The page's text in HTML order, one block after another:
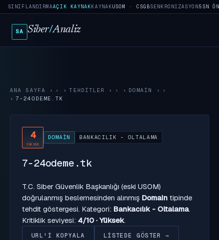
SINIFLANDIRMAAÇIK KAYNAKKAYNAKUSOM · CSGBSENKRONIZASYON5SN
SA Siber/Analiz
ANA SAYFA › TEHDITLER › DOMAIN
›
7-24ODEME.TK
4
YÜKSEK
DOMAIN BANKACILIK - OLTALAMA
7-24odeme.tk
T.C. Siber Güvenlik Başkanlığı (eski USOM)
doğrulanmış beslemesinden alınmış Domain tipinde
tehdit göstergesi. Kategori: Bankacılık - Oltalama.
Kritiklik seviyesi: 4/10 · Yüksek.
URL'I KOPYALA LISTEDE GÖSTER →